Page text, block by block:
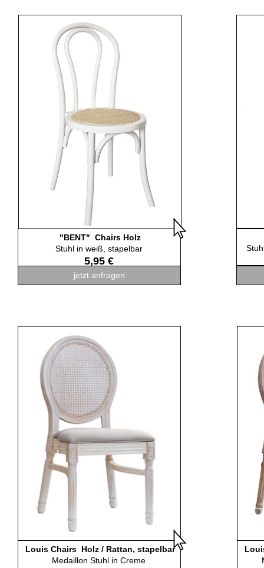
"BENT" Chairs Holz
Stuhl in weiß, stapelbar
5,95 €
jetzt anfragen
Louis Chairs Holz / Rattan, stapelbar
Medaillon Stuhl in Creme